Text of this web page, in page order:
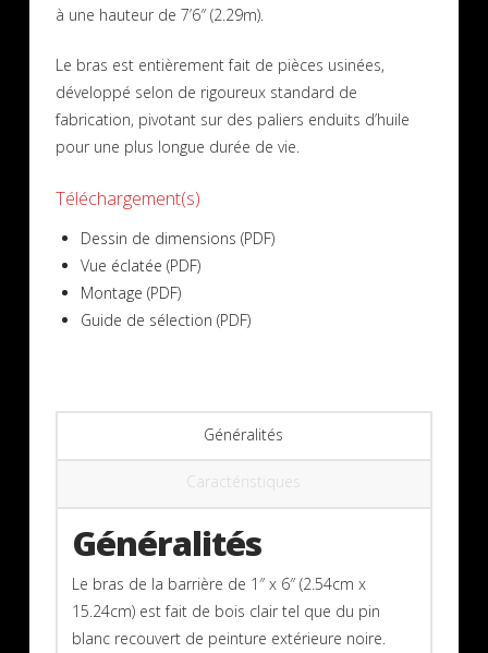
à une hauteur de 7’6″ (2.29m).
Le bras est entièrement fait de pièces usinées,
développé selon de rigoureux standard de
fabrication, pivotant sur des paliers enduits d’huile
pour une plus longue durée de vie.
Téléchargement(s)
Dessin de dimensions (PDF)
Vue éclatée (PDF)
Montage (PDF)
Guide de sélection (PDF)
Généralités
Caractéristiques
Généralités
Le bras de la barrière de 1″ x 6″ (2.54cm x
15.24cm) est fait de bois clair tel que du pin
blanc recouvert de peinture extérieure noire.